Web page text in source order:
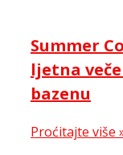
Summer
ljetna
bazenu
Proćitajte više